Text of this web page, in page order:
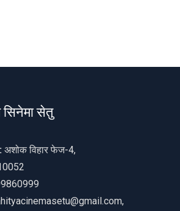
सिनेमा सेतु
अशोक विहार फेज-4,